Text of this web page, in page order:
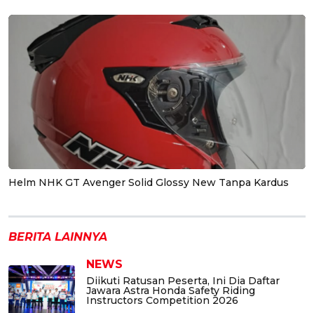
Helm NHK GT Avenger Solid Glossy New Tanpa Kardus
BERITA LAINNYA
NEWS
Diikuti Ratusan Peserta, Ini Dia Daftar
Jawara Astra Honda Safety Riding
Instructors Competition 2026